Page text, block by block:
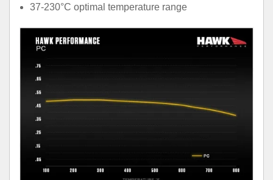
37-230°C optimal temperature range